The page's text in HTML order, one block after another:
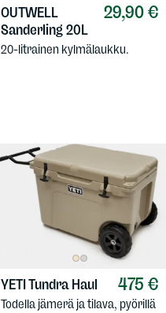
29,90 €
OUTWELL
Sanderling 20L
20-litrainen kylmälaukku.
475 €
YETITundra Haul
Todella jämerä ja tilava, pyörillä